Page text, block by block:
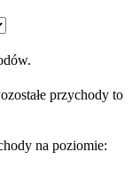
przychody to
na poziomie: